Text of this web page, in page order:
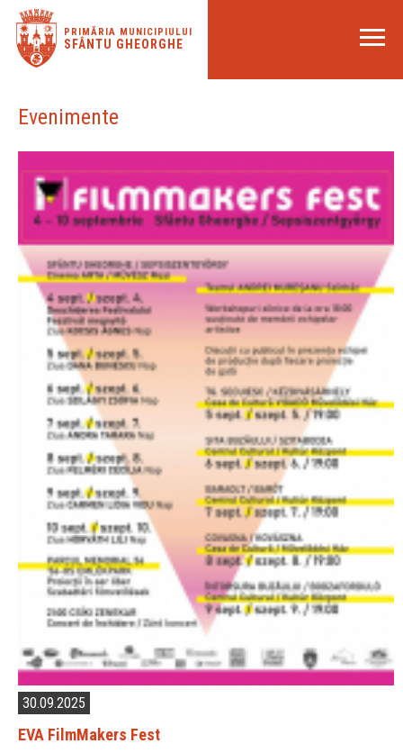
PRIMĂRIA MUNICIPIULUI
SFÂNTU GHEORGHE
Evenimente
30.09.2025
EVA FilmMakers Fest